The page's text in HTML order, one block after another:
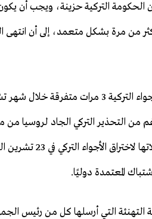
التركية حزينة، ويجب أن
من مرة بشكل متعمد، إلى أن انتهى
من التحذير التركي الجاد لروسيا من
وعادت أحد
المعتمدة دوليًا.
التهنئة التي أرسلها كل من رئيس